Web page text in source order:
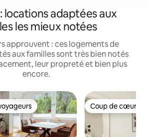
locations adaptées aux
les mieux notées
approuvent : ces logements de
aux familles sont très bien notés
leur propreté et bien plus
encore.
les plus appréciés Coup de cœur
Coup de cœur